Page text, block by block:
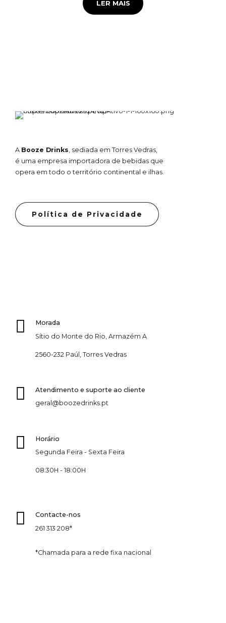
LER MAIS
A Booze Drinks, sediada em Torres Vedras,
é uma empresa importadora de bebidas que
opera em todo o território continental e ilhas.
Política de Privacidade
Morada
Sítio do Monte do Rio, Armazém A
2560-232 Paúl, Torres Vedras
Atendimento e suporte ao cliente
geral@boozedrinks.pt
Horário
Segunda Feira - Sexta Feira
08:30H - 18:00H
Contacte-nos
261 313 208*
*Chamada para a rede fixa nacional